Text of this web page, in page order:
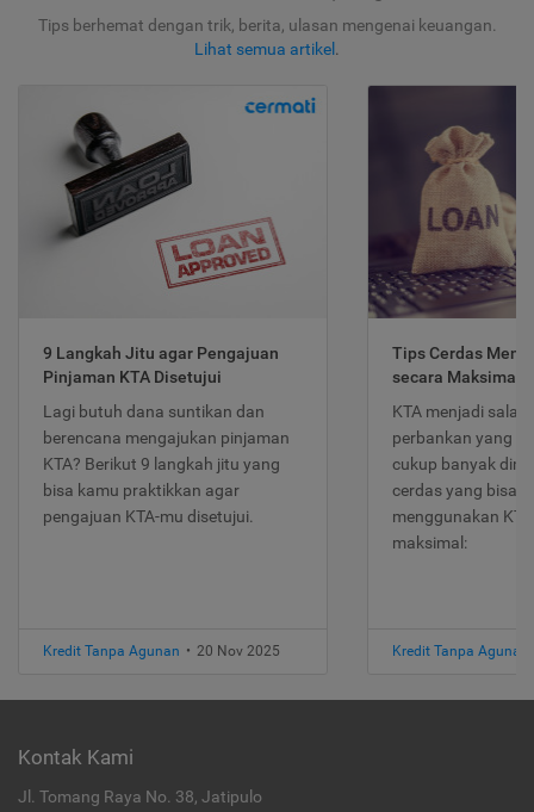
Tips berhemat dengan trik, berita, ulasan mengenai keuangan.
Lihat semua artikel .
9 Langkah Jitu agar Pengajuan
Pinjaman KTA Disetujui
Lagi butuh dana suntikan dan
berencana mengajukan pinjaman
KTA? Berikut 9 langkah jitu yang
bisa kamu praktikkan agar
pengajuan KTA-mu disetujui.
Kredit Tanpa Agunan • 20 Nov 2025
Tips Cerdas
secara Maksimal
KTA menjadi
perbankan yang
cukup banyak
cerdas yang bisa
menggunakan
maksimal:
Kredit Tanpa Agunan
Kontak Kami
Jl. Tomang Raya No. 38, Jatipulo